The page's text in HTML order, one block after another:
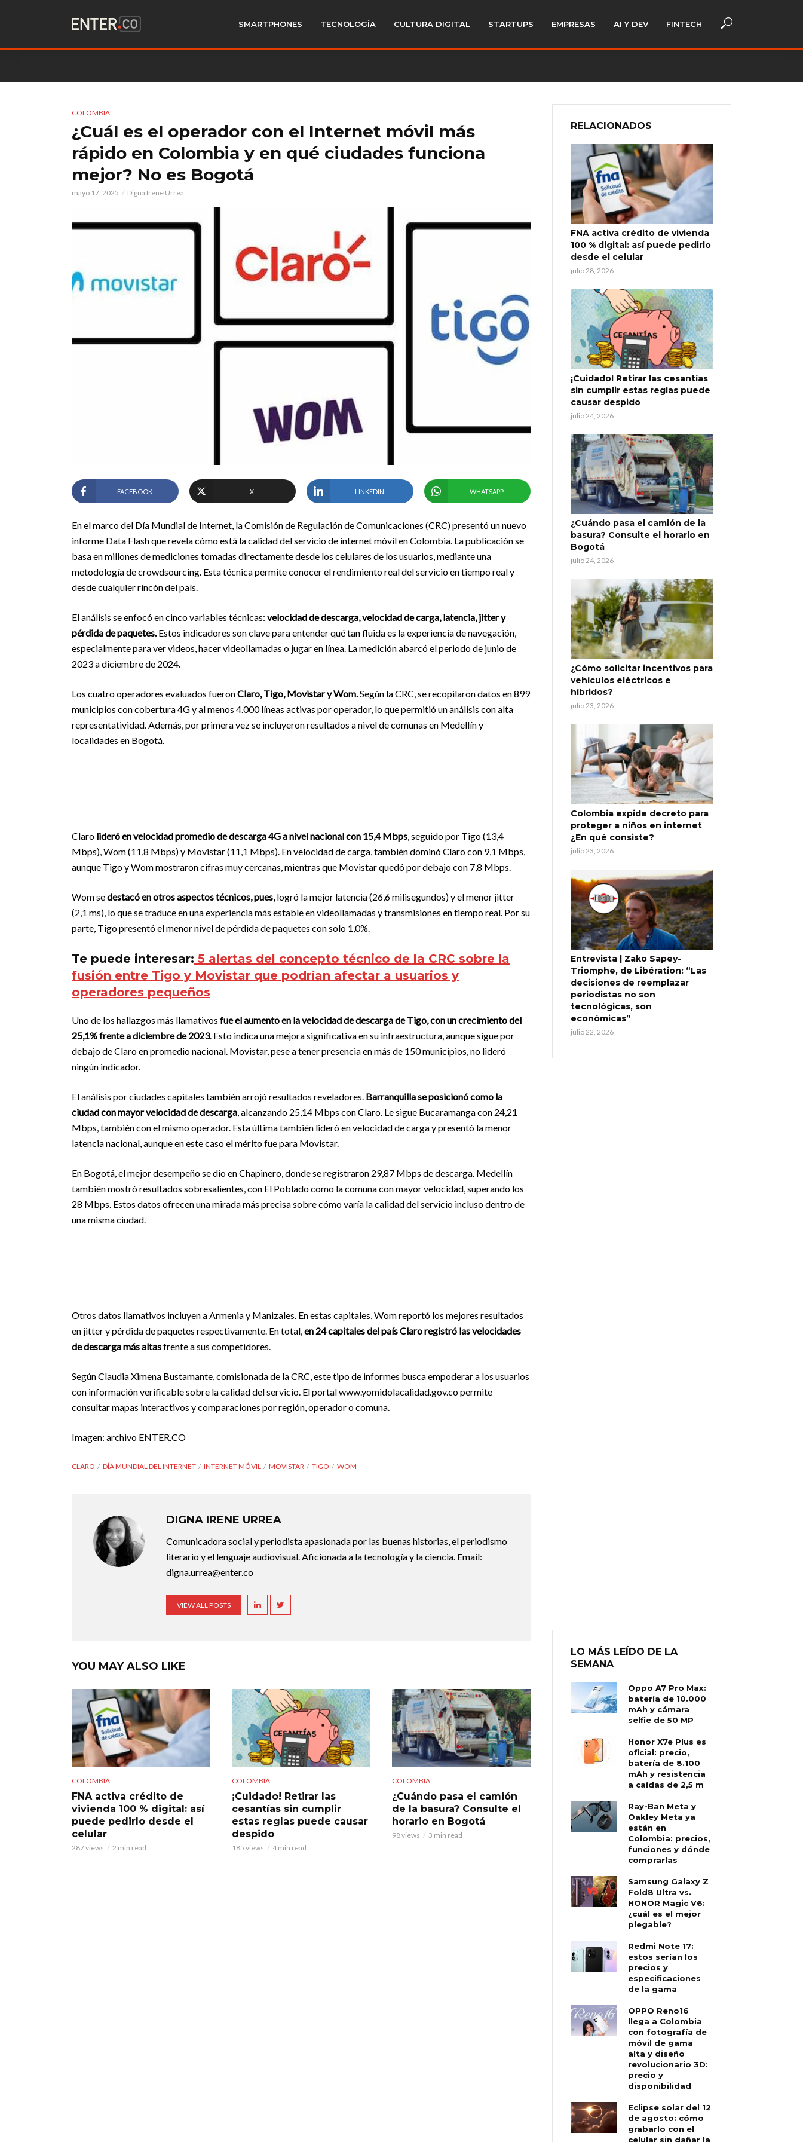
SMARTPHONES TECNOLOGÍA CULTURA DIGITAL STARTUPS EMPRESAS AI Y DEV FINTECH
COLOMBIA
¿Cuál es el operador con el Internet móvil más
rápido en Colombia y en qué ciudades funciona
mejor? No es Bogotá
mayo 17, 2025 Digna Irene Urrea
FACEBOOK X LINKEDIN WHATSAPP
En el marco del Día Mundial de Internet, la Comisión de Regulación de Comunicaciones (CRC) presentó un nuevo
informe Data Flash que revela cómo está la calidad del servicio de internet móvil en Colombia. La publicación se
basa en millones de mediciones tomadas directamente desde los celulares de los usuarios, mediante una
metodología de crowdsourcing. Esta técnica permite conocer el rendimiento real del servicio en tiempo real y
desde cualquier rincón del país.
El análisis se enfocó en cinco variables técnicas: velocidad de descarga, velocidad de carga, latencia, jitter y
pérdida de paquetes.Estos indicadores son clave para entender qué tan fluida es la experiencia de navegación,
especialmente para ver videos, hacer videollamadas o jugar en línea. La medición abarcó el periodo de junio de
2023 a diciembre de 2024.
Los cuatro operadores evaluados fueronClaro, Tigo, Movistar y Wom.Según la CRC, se recopilaron datos en 899
municipios con cobertura 4G y al menos 4.000 líneas activas por operador, lo que permitió un análisis con alta
representatividad. Además, por primera vez se incluyeron resultados a nivel de comunas en Medellín y
localidades en Bogotá.
Claro lideró en velocidad promedio de descarga 4G a nivel nacional con 15,4 Mbps, seguido por Tigo (13,4
Mbps), Wom (11,8 Mbps) y Movistar (11,1 Mbps). En velocidad de carga, también dominó Claro con 9,1 Mbps,
aunque Tigo y Wom mostraron cifras muy cercanas, mientras que Movistar quedó por debajo con 7,8 Mbps.
Wom sedestacó en otros aspectos técnicos, pues,logró la mejor latencia (26,6 milisegundos) y el menor jitter
(2,1 ms), lo que se traduce en una experiencia más estable en videollamadas y transmisiones en tiempo real. Por su
parte, Tigo presentó el menor nivel de pérdida de paquetes con solo 1,0%.
Te puede interesar: 5 alertas del concepto técnico de la CRC sobre la
fusión entre Tigo y Movistar que podrían afectar a usuarios y
operadores pequeños
Uno de los hallazgos más llamativos fue el aumento en la velocidad de descarga de Tigo, con un crecimiento del
25,1% frente a diciembre de 2023. Esto indica una mejora significativa en su infraestructura, aunque sigue por
debajo de Claro en promedio nacional. Movistar, pese a tener presencia en más de 150 municipios, no lideró
ningún indicador.
El análisis por ciudades capitales también arrojó resultados reveladores. Barranquilla se posicionó como la
ciudad con mayor velocidad de descarga, alcanzando 25,14 Mbps con Claro. Le sigue Bucaramanga con 24,21
Mbps, también con el mismo operador. Esta última también lideró en velocidad de carga y presentó la menor
latencia nacional, aunque en este caso el mérito fue para Movistar.
En Bogotá, el mejor desempeño se dio en Chapinero, donde se registraron 29,87 Mbps de descarga. Medellín
también mostró resultados sobresalientes, con El Poblado como la comuna con mayor velocidad, superando los
28 Mbps. Estos datos ofrecen una mirada más precisa sobre cómo varía la calidad del servicio incluso dentro de
una misma ciudad.
Otros datos llamativos incluyen a Armenia y Manizales. En estas capitales, Wom reportó los mejores resultados
en jitter y pérdida de paquetes respectivamente. En total,en 24 capitales del país Claro registró las velocidades
de descarga más altasfrente a sus competidores.
Según Claudia Ximena Bustamante, comisionada de la CRC, este tipo de informes busca empoderar a los usuarios
con información verificable sobre la calidad del servicio. El portal www.yomidolacalidad.gov.co permite
consultar mapas interactivos y comparaciones por región, operador o comuna.
Imagen: archivo ENTER.CO
CLARO DÍA MUNDIAL DEL INTERNET INTERNET MÓVIL MOVISTAR TIGO WOM
DIGNA IRENE URREA
Comunicadora social y periodista apasionada por las buenas historias, el periodismo
literario y el lenguaje audiovisual. Aficionada a la tecnología y la ciencia. Email:
digna.urrea@enter.co
VIEW ALL POSTS
YOU MAY ALSO LIKE
COLOMBIA
FNA activa crédito de
vivienda 100 % digital: así
puede pedirlo desde el
celular
287 views 2 min read
COLOMBIA
¡Cuidado! Retirar las
cesantías sin cumplir
estas reglas puede causar
despido
185 views 4 min read
COLOMBIA
¿Cuándo pasa el camión
de la basura? Consulte el
horario en Bogotá
98 views 3 min read
RELACIONADOS
FNA activa crédito de vivienda
100 % digital: así puede pedirlo
desde el celular
julio 28, 2026
¡Cuidado! Retirar las cesantías
sin cumplir estas reglas puede
causar despido
julio 24, 2026
¿Cuándo pasa el camión de la
basura? Consulte el horario en
Bogotá
julio 24, 2026
¿Cómo solicitar incentivos para
vehículos eléctricos e
híbridos?
julio 23, 2026
Colombia expide decreto para
proteger a niños en internet
¿En qué consiste?
julio 23, 2026
Entrevista | Zako Sapey-
Triomphe, de Libération: “Las
decisiones de reemplazar
periodistas no son
tecnológicas, son
económicas”
julio 22, 2026
LO MÁS LEÍDO DE LA
SEMANA
Oppo A7 Pro Max:
batería de 10.000
mAh y cámara
selfie de 50 MP
Honor X7e Plus es
oficial: precio,
batería de 8.100
mAh y resistencia
a caídas de 2,5 m
Ray-Ban Meta y
Oakley Meta ya
están en
Colombia: precios,
funciones y dónde
comprarlas
Samsung Galaxy Z
Fold8 Ultra vs.
HONOR Magic V6:
¿cuál es el mejor
plegable?
Redmi Note 17:
estos serían los
precios y
especificaciones
de la gama
OPPO Reno16
llega a Colombia
con fotografía de
móvil de gama
alta y diseño
revolucionario 3D:
precio y
disponibilidad
Eclipse solar del 12
de agosto: cómo
grabarlo con el
celular sin dañar la